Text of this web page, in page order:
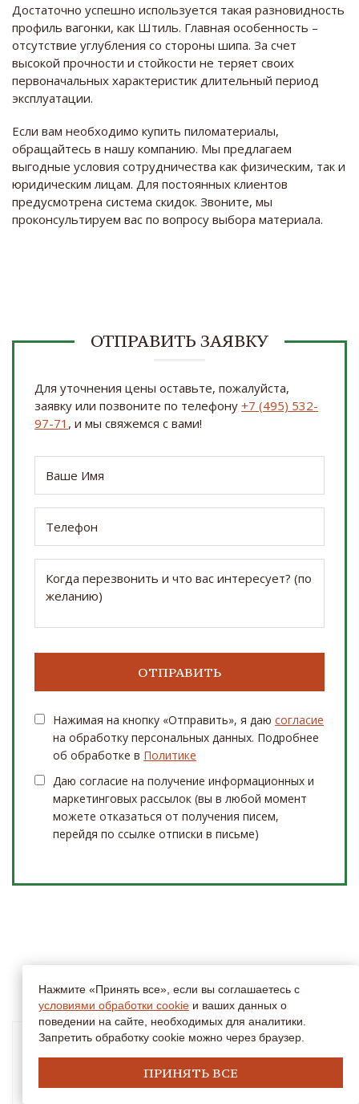
Достаточно успешно используется такая разновидность
профиль вагонки, как Штиль. Главная особенность –
отсутствие углубления со стороны шипа. За счет
высокой прочности и стойкости не теряет своих
первоначальных характеристик длительный период
эксплуатации.
Если вам необходимо купить пиломатериалы,
обращайтесь в нашу компанию. Мы предлагаем
выгодные условия сотрудничества как физическим, так и
юридическим лицам. Для постоянных клиентов
предусмотрена система скидок. Звоните, мы
проконсультируем вас по вопросу выбора материала.
ОТПРАВИТЬ ЗАЯВКУ
Для уточнения цены оставьте, пожалуйста,
заявку или позвоните по телефону +7 (495) 532-
97-71 , и мы свяжемся с вами!
Нажимая на кнопку «Отправить», я даю согласие
на обработку персональных данных. Подробнее
об обработке в Политике
Даю согласие на получение информационных и
маркетинговых рассылок (вы в любой момент
можете отказаться от получения писем,
перейдя по ссылке отписки в письме)
ФОТО НАШИХ СКЛАДОВ
Нажмите «Принять все», если вы соглашаетесь с
условиями обработки cookie и ваших данных о
поведении на сайте, необходимых для аналитики.
Запретить обработку cookie можно через браузер.
ПРИНЯТЬ ВСЕ